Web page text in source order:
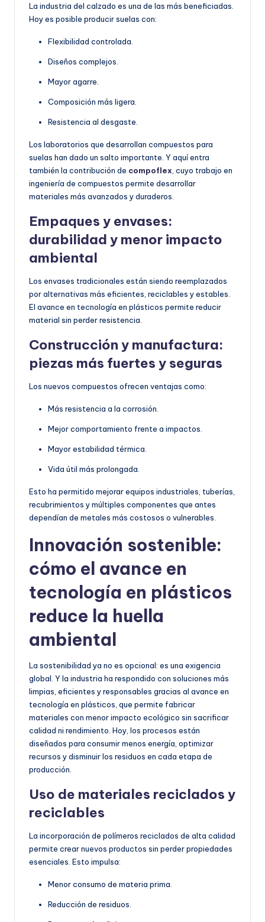
La industria del calzado es una de las más beneficiadas.
Hoy es posible producir suelas con:
Flexibilidad controlada.
Diseños complejos.
Mayor agarre.
Composición más ligera.
Resistencia al desgaste.
Los laboratorios que desarrollan compuestos para
suelas han dado un salto importante. Y aquí entra
también la contribución de compoflex, cuyo trabajo en
ingeniería de compuestos permite desarrollar
materiales más avanzados y duraderos.
Empaques y envases:
durabilidad y menor impacto
ambiental
Los envases tradicionales están siendo reemplazados
por alternativas más eficientes, reciclables y estables.
El avance en tecnología en plásticos permite reducir
material sin perder resistencia.
Construcción y manufactura:
piezas más fuertes y seguras
Los nuevos compuestos ofrecen ventajas como:
Más resistencia a la corrosión.
Mejor comportamiento frente a impactos.
Mayor estabilidad térmica.
Vida útil más prolongada.
Esto ha permitido mejorar equipos industriales, tuberías,
recubrimientos y múltiples componentes que antes
dependían de metales más costosos o vulnerables.
Innovación sostenible:
cómo el avance en
tecnología en plásticos
reduce la huella
ambiental
La sostenibilidad ya no es opcional: es una exigencia
global. Y la industria ha respondido con soluciones más
limpias, eficientes y responsables gracias al avance en
tecnología en plásticos, que permite fabricar
materiales con menor impacto ecológico sin sacrificar
calidad ni rendimiento. Hoy, los procesos están
diseñados para consumir menos energía, optimizar
recursos y disminuir los residuos en cada etapa de
producción.
Uso de materiales reciclados y
reciclables
La incorporación de polímeros reciclados de alta calidad
permite crear nuevos productos sin perder propiedades
esenciales. Esto impulsa:
Menor consumo de materia prima.
Reducción de residuos.